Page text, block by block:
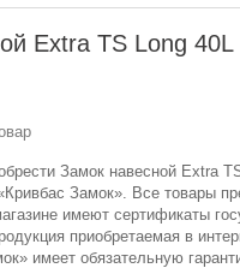
Extra TS Long 40L
Замок навесной Extra
Замок». Все товары
имеют сертификаты
приобретаемая в
имеет обязательную